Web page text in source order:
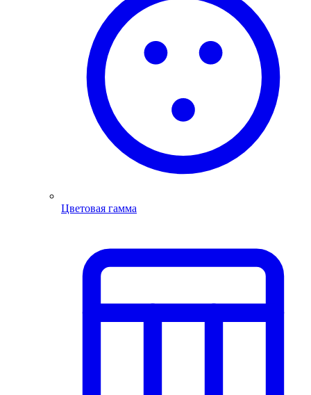
Цветовая гамма